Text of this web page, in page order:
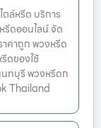
ล์หรีด บริการ
ดออนไลน์ จัด
คาถูก พวงหรีด
ดของใช้
ทบุรี พวงหรีดก
Thailand